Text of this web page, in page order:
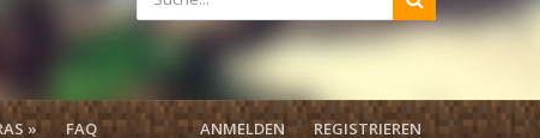
» FAQ ANMELDEN REGISTRIEREN